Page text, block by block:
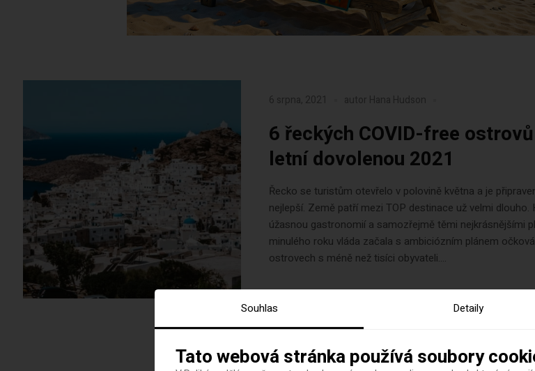
6 srpna, 2021 autor Hana Hudson
6 řeckých COVID-free
letní dovolenou 2021
Řecko se turistům otevřelo v polovině května a je
nejlepší. Země patří mezi TOP destinace už velmi
úžasnou gastronomií a samozřejmě těmi nejkrásnějšími
minulého roku vláda začala s ambiciózním plánem
ostrovech s méně než tisíci obyvateli....
Souhlas Detaily
Tato webová stránka používá soubory